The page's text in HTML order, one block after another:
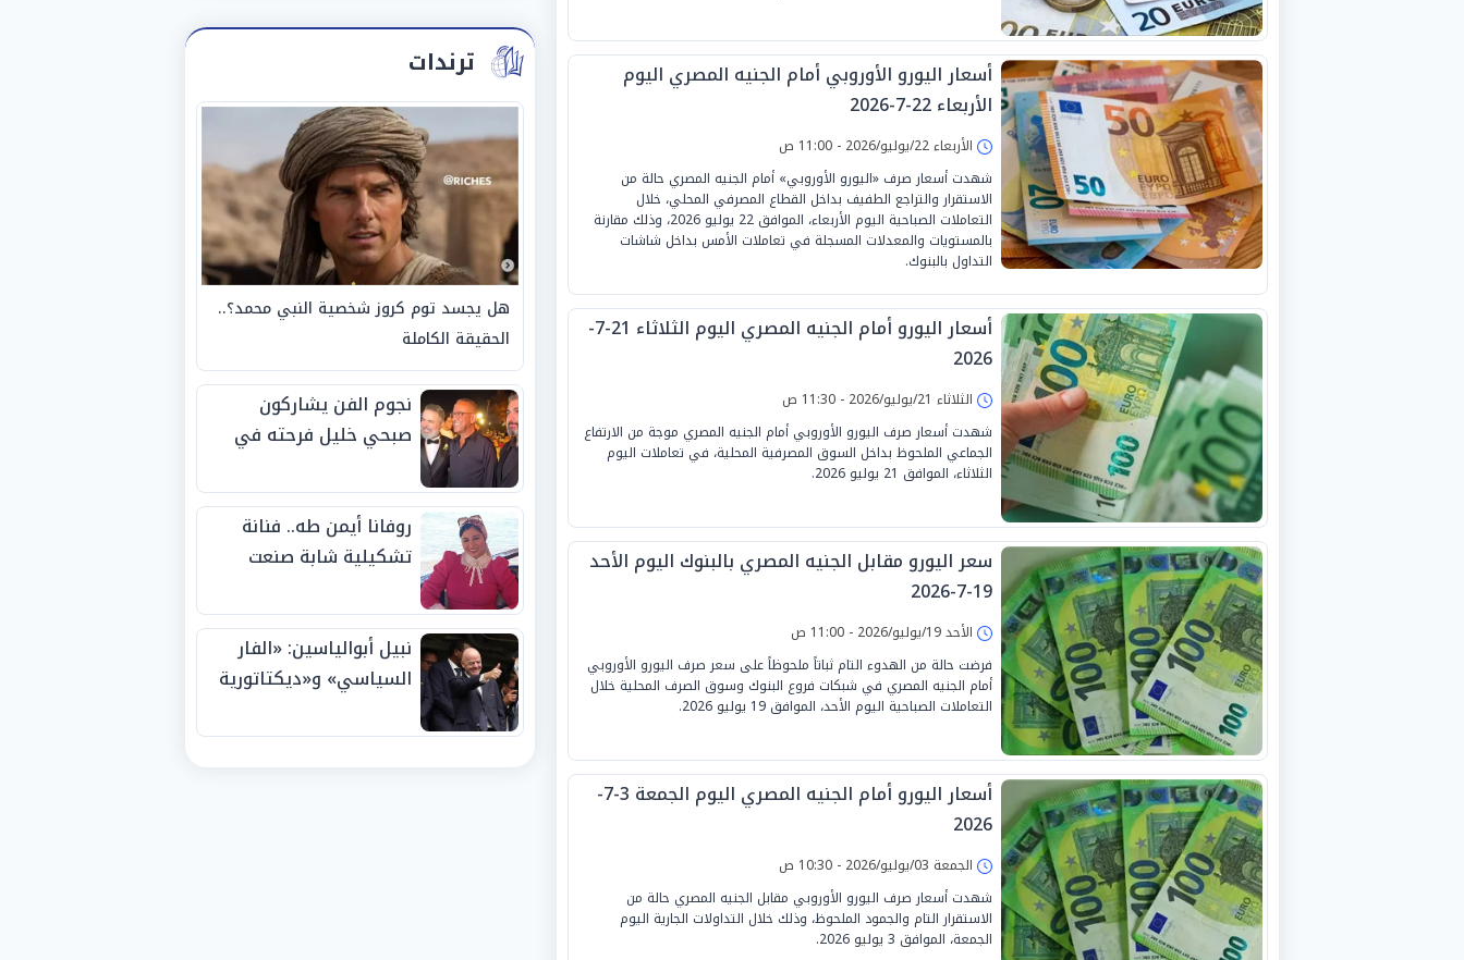
أسعار اليورو الأوروبي أمام الجنيه المصري اليوم
الأربعاء 22-7-2026
الأربعاء 22/يوليو/2026 - 11:00 ص
شهدت أسعار صرف «اليورو الأوروبي» أمام الجنيه المصري حالة من
الاستقرار والتراجع الطفيف بداخل القطاع المصرفي المحلي، خلال
التعاملات الصباحية اليوم الأربعاء، الموافق 22 يوليو 2026، وذلك مقارنة
بالمستويات والمعدلات المسجلة في تعاملات الأمس بداخل شاشات
التداول بالبنوك.
أسعار اليورو أمام الجنيه المصري اليوم الثلاثاء 21-7-
2026
الثلاثاء 21/يوليو/2026 - 11:30 ص
شهدت أسعار صرف اليورو الأوروبي أمام الجنيه المصري موجة من الارتفاع
الجماعي الملحوظ بداخل السوق المصرفية المحلية، في تعاملات اليوم
الثلاثاء، الموافق 21 يوليو 2026.
سعر اليورو مقابل الجنيه المصري بالبنوك اليوم الأحد
19-7-2026
الأحد 19/يوليو/2026 - 11:00 ص
فرضت حالة من الهدوء التام ثباتاً ملحوظاً على سعر صرف اليورو الأوروبي
أمام الجنيه المصري في شبكات فروع البنوك وسوق الصرف المحلية خلال
التعاملات الصباحية اليوم الأحد، الموافق 19 يوليو 2026.
أسعار اليورو أمام الجنيه المصري اليوم الجمعة 3-7-
2026
الجمعة 03/يوليو/2026 - 10:30 ص
شهدت أسعار صرف اليورو الأوروبي مقابل الجنيه المصري حالة من
الاستقرار التام والجمود الملحوظ، وذلك خلال التداولات الجارية اليوم
الجمعة، الموافق 3 يوليو 2026.
ترندات
هل يجسد توم كروز شخصية النبي محمد؟..
الحقيقة الكاملة
نجوم الفن يشاركون
صبحي خليل فرحته في
روفانا أيمن طه.. فنانة
تشكيلية شابة صنعت
الجوائز منذ الصغر
نبيل أبوالياسين: «الفار
السياسي» و«ديكتاتورية
الفيفا».. وإقالة